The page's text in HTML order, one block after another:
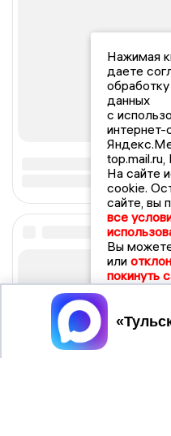
Нажимая
даете
данных
с
интернет-
На сайте
cookie.
сайте, вы
все
Вы
или
покинуть